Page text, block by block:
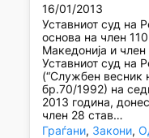
16/01/2013
Уставниот суд на
основа на член
Македонија и
Уставниот суд на
(“Службен весник
бр.70/1992) на
2013 година,
член 28 став…
Граѓани, Закони,